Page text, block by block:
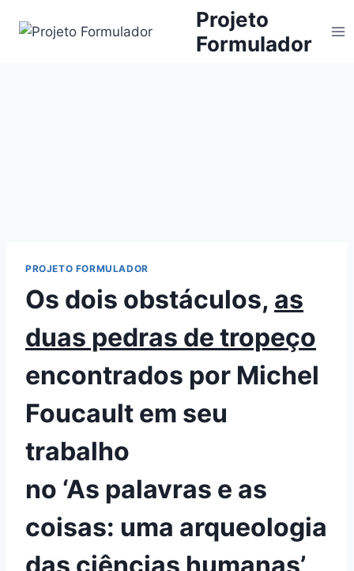
Projeto
Formulador
PROJETO FORMULADOR
Os dois obstáculos, as
duas pedras de tropeço
encontrados por Michel
Foucault em seu
trabalho
no ‘As palavras e as
coisas: uma arqueologia
das ciências humanas’